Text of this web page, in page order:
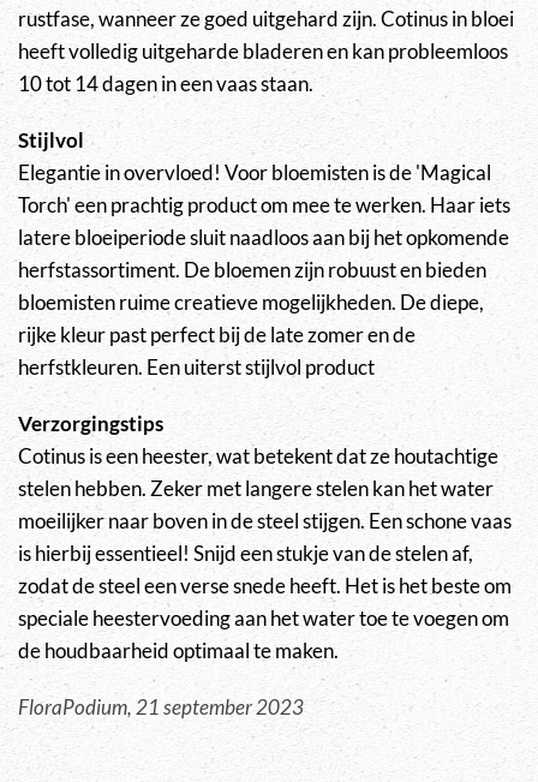
rustfase, wanneer ze goed uitgehard zijn. Cotinus in bloei
heeft volledig uitgeharde bladeren en kan probleemloos
10 tot 14 dagen in een vaas staan.
Stijlvol
Elegantie in overvloed! Voor bloemisten is de 'Magical
Torch' een prachtig product om mee te werken. Haar iets
latere bloeiperiode sluit naadloos aan bij het opkomende
herfstassortiment. De bloemen zijn robuust en bieden
bloemisten ruime creatieve mogelijkheden. De diepe,
rijke kleur past perfect bij de late zomer en de
herfstkleuren. Een uiterst stijlvol product
Verzorgingstips
Cotinus is een heester, wat betekent dat ze houtachtige
stelen hebben. Zeker met langere stelen kan het water
moeilijker naar boven in de steel stijgen. Een schone vaas
is hierbij essentieel! Snijd een stukje van de stelen af,
zodat de steel een verse snede heeft. Het is het beste om
speciale heestervoeding aan het water toe te voegen om
de houdbaarheid optimaal te maken.
FloraPodium, 21 september 2023